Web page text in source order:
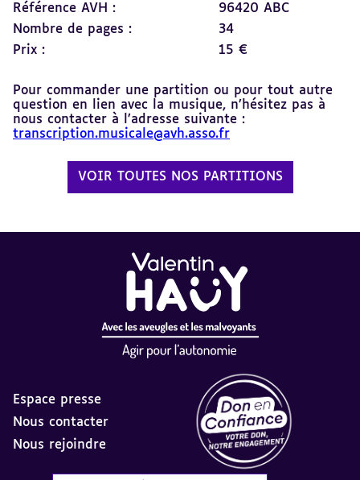
Référence AVH :
96420 ABC
Nombre de pages :
34
Prix :
15 €
Pour commander une partition ou pour tout autre
question en lien avec la musique, n’hésitez pas à
nous contacter à l’adresse suivante :
transcription.musicale@avh.asso.fr
VOIR TOUTES NOS PARTITIONS
Espace presse
Nous contacter
Nous rejoindre